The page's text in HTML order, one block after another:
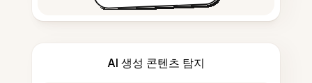
AI 생성 콘텐츠 탐지